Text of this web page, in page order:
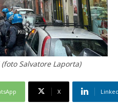
Salvatore Laporta)
X